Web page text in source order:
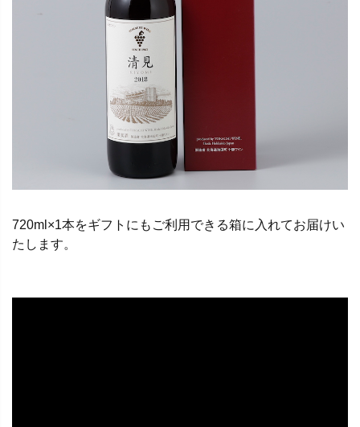
720ml×1本をギフトにもご利用できる箱に入れてお届けい
たします。